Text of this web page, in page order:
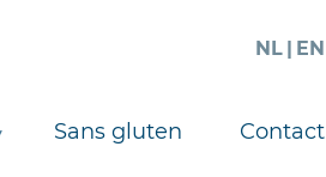
NL EN
Sans gluten Contact